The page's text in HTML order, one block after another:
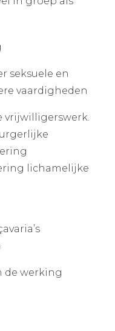
seksuele en
vaardigheden
vrijwilligerswerk.
lichamelijke
de werking